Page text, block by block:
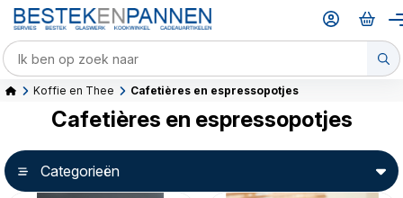
Koffie en Thee Cafetières en espressopotjes
Cafetières en espressopotjes
Categorieën